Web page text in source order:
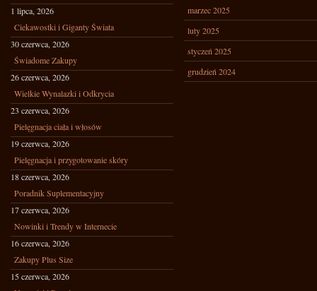
1 lipca, 2026
Ciekawostki i Giganty Świata
30 czerwca, 2026
Świadome Zakupy
26 czerwca, 2026
Wielkie Wynalazki i Odkrycia
23 czerwca, 2026
Pielęgnacja ciała i włosów
19 czerwca, 2026
Pielęgnacja i przygotowanie skóry
18 czerwca, 2026
Poradnik Suplementacyjny
17 czerwca, 2026
Nowinki i Trendy w Internecie
16 czerwca, 2026
Zakupy Plus Size
15 czerwca, 2026
marzec 2025
luty 2025
styczeń 2025
grudzień 2024